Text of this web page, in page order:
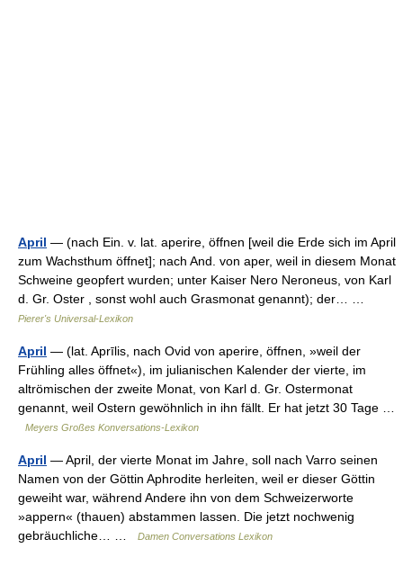
April — (nach Ein. v. lat. aperire, öffnen [weil die Erde sich im April
zum Wachsthum öffnet]; nach And. von aper, weil in diesem Monat
Schweine geopfert wurden; unter Kaiser Nero Neroneus, von Karl
d. Gr. Oster , sonst wohl auch Grasmonat genannt); der… …
Pierer's Universal-Lexikon
April — (lat. Aprīlis, nach Ovid von aperire, öffnen, »weil der
Frühling alles öffnet«), im julianischen Kalender der vierte, im
altrömischen der zweite Monat, von Karl d. Gr. Ostermonat
genannt, weil Ostern gewöhnlich in ihn fällt. Er hat jetzt 30 Tage …
Meyers Großes Konversations-Lexikon
April — April, der vierte Monat im Jahre, soll nach Varro seinen
Namen von der Göttin Aphrodite herleiten, weil er dieser Göttin
geweiht war, während Andere ihn von dem Schweizerworte
»appern« (thauen) abstammen lassen. Die jetzt nochwenig
gebräuchliche… …
Damen Conversations Lexikon